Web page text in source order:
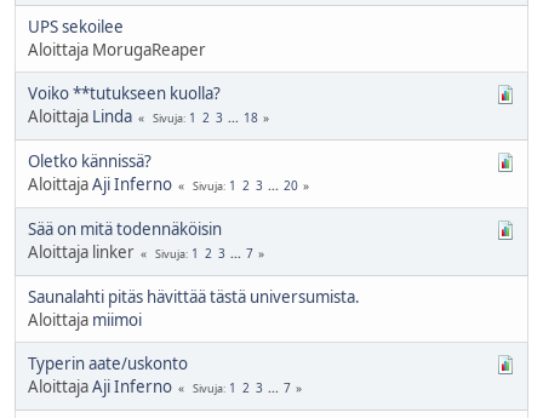
UPS sekoilee
Aloittaja MorugaReaper
Voiko **tutukseen kuolla?
Aloittaja Linda Sivuja 1 2 3 ... 18
Oletko kännissä?
AloittajaAji Inferno Sivuja 1 2 3 ... 20
Sää on mitä todennäköisin
Aloittaja linker
Sivuja 1 2 3 ... 7
Saunalahti pitäs hävittää tästä universumista.
Aloittaja miimoi
Typerin aate/uskonto
AloittajaAji Inferno Sivuja 1 2 3 ... 7